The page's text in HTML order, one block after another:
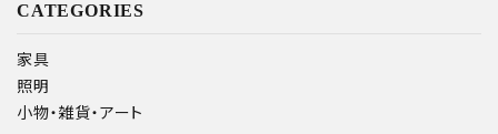
CATEGORIES
家具
照明
小物・雑貨・アート